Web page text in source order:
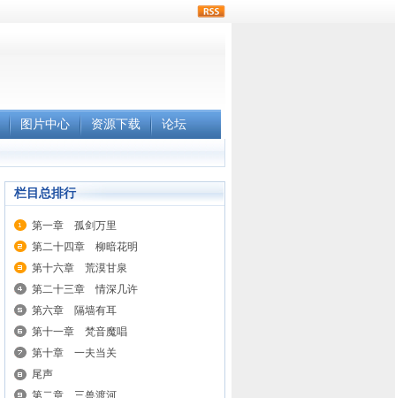
图片中心 资源下载 论坛
栏目总排行
第一章 孤剑万里
第二十四章 柳暗花明
第十六章 荒漠甘泉
第二十三章 情深几许
第六章 隔墙有耳
第十一章 梵音魔唱
第十章 一夫当关
尾声
第二章 三兽渡河